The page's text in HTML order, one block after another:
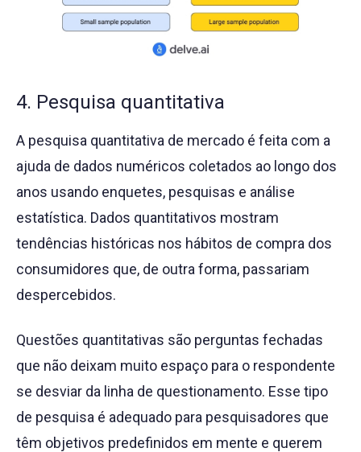
4. Pesquisa quantitativa
A pesquisa quantitativa de mercado é feita com a
ajuda de dados numéricos coletados ao longo dos
anos usando enquetes, pesquisas e análise
estatística. Dados quantitativos mostram
tendências históricas nos hábitos de compra dos
consumidores que, de outra forma, passariam
despercebidos.
Questões quantitativas são perguntas fechadas
que não deixam muito espaço para o respondente
se desviar da linha de questionamento. Esse tipo
de pesquisa é adequado para pesquisadores que
têm objetivos predefinidos em mente e querem